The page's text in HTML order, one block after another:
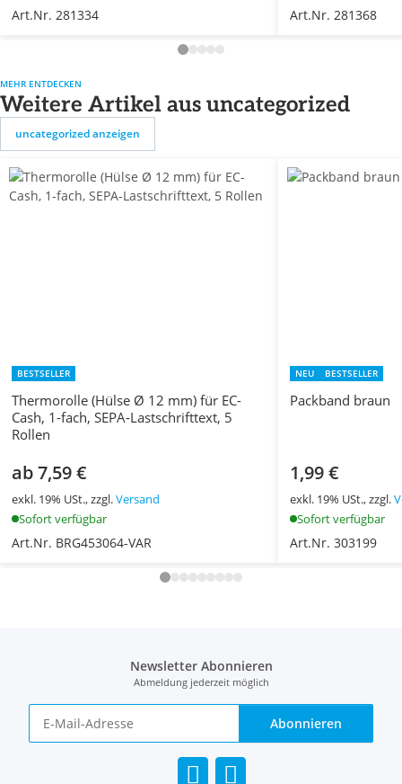
Art.Nr. 281334 Art.Nr. 281368
MEHR ENTDECKEN
Weitere Artikel aus uncategorized
uncategorized anzeigen
BESTSELLER
Thermorolle (Hülse Ø 12 mm) für EC-
Cash, 1-fach, SEPA-Lastschrifttext, 5
Rollen
ab 7,59 €
exkl. 19% USt., zzgl.Versand
Sofort verfügbar
Art.Nr. BRG453064-VAR
NEU BESTSELLER
Packband braun
1,99 €
exkl. 19% USt., zzgl.
Sofort verfügbar
Art.Nr. 303199
Newsletter Abonnieren
Abmeldung jederzeit möglich
Abonnieren